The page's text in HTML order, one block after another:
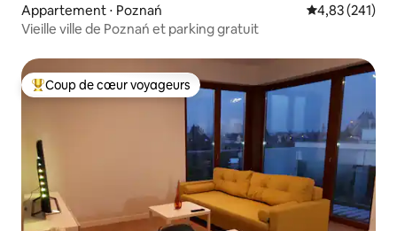
Appartement ⋅ Poznań Évaluation
4,83 (241)
Vieille ville de Poznań et parking gratuit
Coups de cœur voyageurs les plus appréciés
Coup de cœur voyageurs